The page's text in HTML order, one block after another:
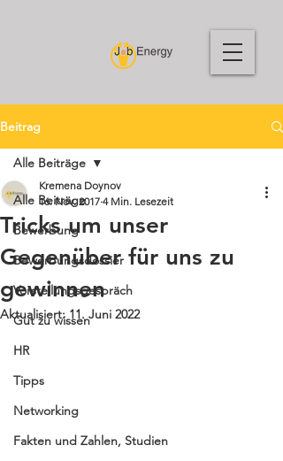
Beitrag
Alle Beiträge
Bewerbung
Bewerbungsdossier
Vorstellungsgespräch
Gut zu wissen
HR
Tipps
Networking
Fakten und Zahlen, Studien
Alle Beiträge
Tricks um unser
Gegenüber für uns zu
gewinnen
Kremena Doynov
16. Nov. 2017 4 Min. Lesezeit
Aktualisiert: 11. Juni 2022